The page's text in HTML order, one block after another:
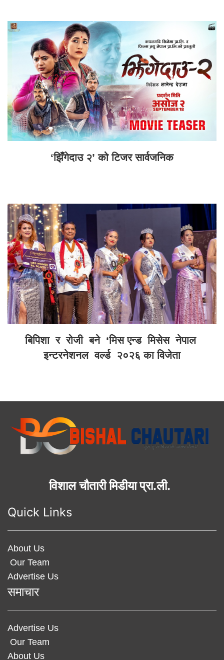
‘झिँगेदाउ २’ को टिजर सार्वजनिक
बिपिशा र रोजी बने ‘मिस एन्ड मिसेस नेपाल
इन्टरनेशनल वर्ल्ड २०२६ का विजेता
विशाल चौतारी मिडीया प्रा.ली.
Quick Links
About Us
Our Team
Advertise Us
समाचार
Advertise Us
Our Team
About Us